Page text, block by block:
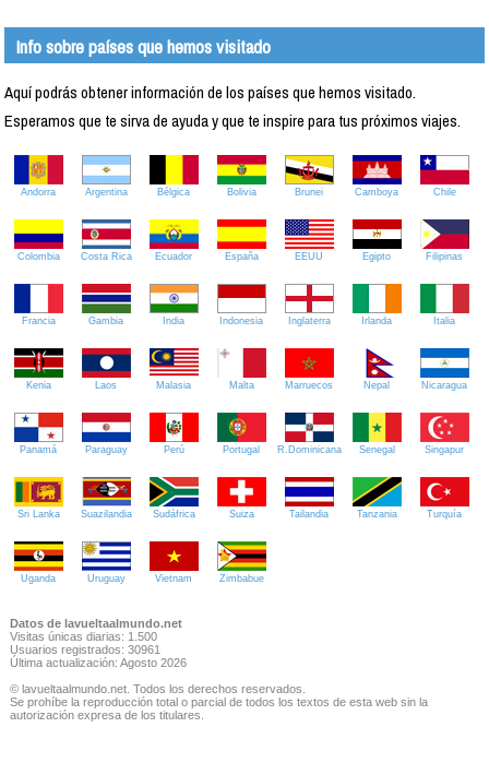
Info sobre países que hemos visitado
Aquí podrás obtener información de los países que hemos visitado.
Esperamos que te sirva de ayuda y que te inspire para tus próximos viajes.
Andorra Argentina Bélgica Bolivia Brunei Camboya Chile
Colombia Costa Rica Ecuador España EEUU Egipto Filipinas
Francia Gambia India Indonesia Inglaterra Irlanda Italia
Kenia Laos Malasia Malta Marruecos Nepal Nicaragua
Panamá Paraguay Perú Portugal R.Dominicana Senegal Singapur
Sri Lanka Suazilandia Sudáfrica Suiza Tailandia Tanzania Turquía
Uganda Uruguay Vietnam Zimbabue
Datos de lavueltaalmundo.net
Visitas únicas diarias: 1.500
Usuarios registrados: 30961
Última actualización: Agosto 2026
© lavueltaalmundo.net. Todos los derechos reservados.
Se prohíbe la reproducción total o parcial de todos los textos de esta web sin la
autorización expresa de los titulares.